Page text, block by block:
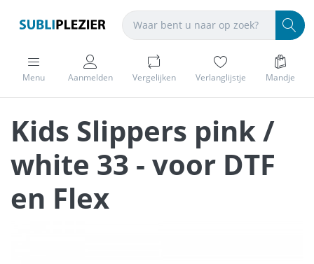
Menu Aanmelden Vergelijken Verlanglijstje Mandje
Kids Slippers pink /
white 33 - voor DTF
en Flex